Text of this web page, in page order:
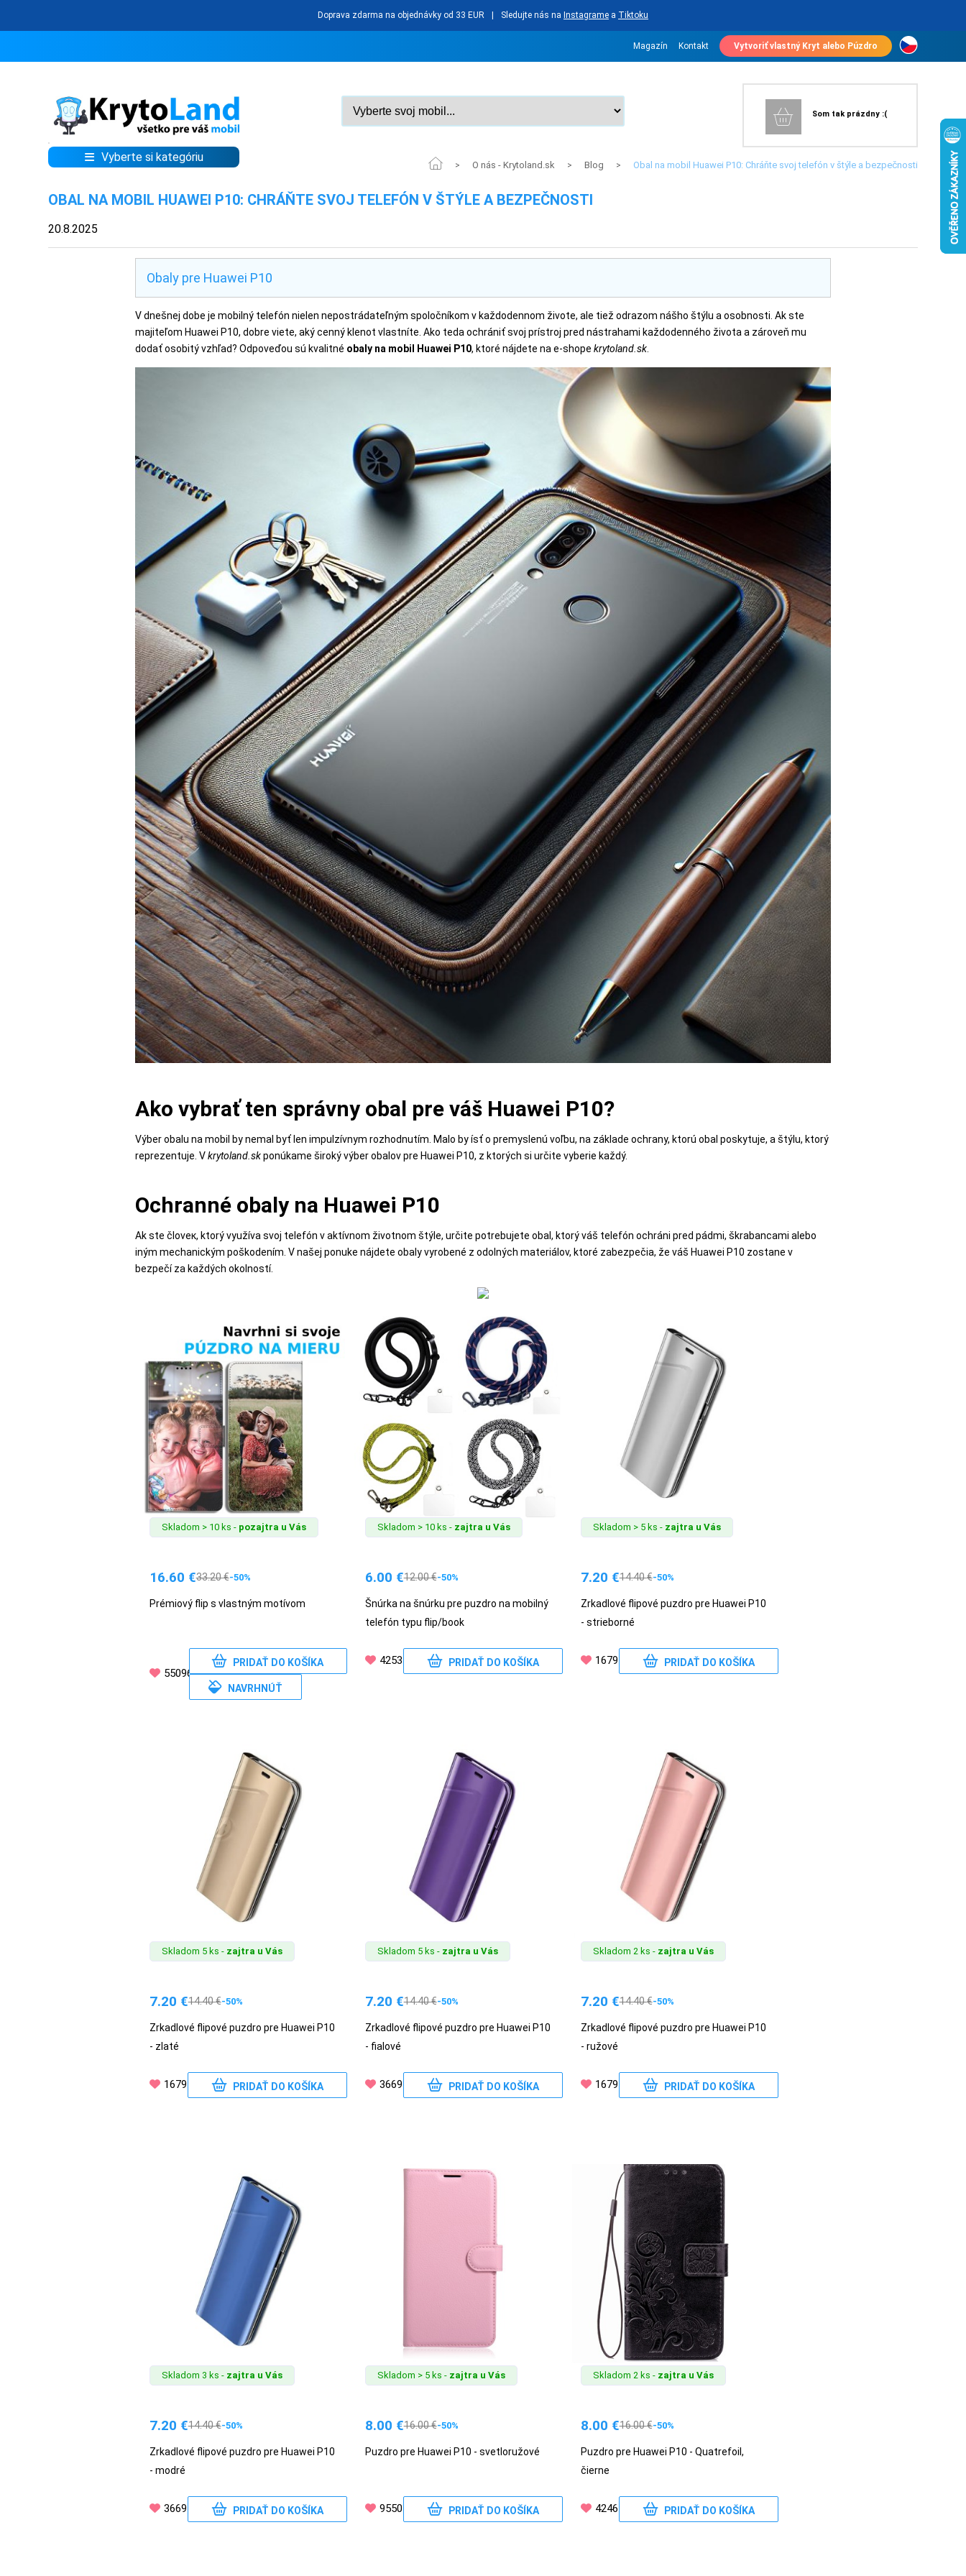
Doprava zdarma na objednávky od 33 EUR Sledujte nás na Instagrame a Tiktoku
Magazín Kontakt Vytvoriť vlastný Kryt alebo Púzdro
Vyberte si kategóriu
Som tak prázdny :(
A
NA
MOBIL
AUTOPRÍSLUŠENSTVO
OBAL NA MOBIL HUAWEI P10: CHRÁŇTE SVOJ TELEFÓN V ŠTÝLE A BEZPEČNOSTI
20.8.2025
Obaly pre Huawei P10
V dnešnej dobe je mobilný telefón nielen nepostrádateľným spoločníkom v každodennom živote, ale tiež odrazom nášho štýlu a osobnosti. Ak ste
majiteľom Huawei P10, dobre viete, aký cenný klenot vlastníte. Ako teda ochrániť svoj prístroj pred nástrahami každodenného života a zároveň mu
dodať osobitý vzhľad? Odpoveďou sú kvalitné obaly na mobil Huawei P10, ktoré nájdete na e-shopekrytoland.sk
Ako vybrať ten správny obal pre váš Huawei P10?
Výber obalu na mobil by nemal byť len impulzívnym rozhodnutím. Malo by ísť o premyslenú voľbu, na základe ochrany, ktorú obal poskytuje, a štýlu, ktorý
reprezentuje. Vkrytoland.skponúkame široký výber obalov pre Huawei P10, z ktorých si určite vyberie každý.
Ochranné obaly na Huawei P10
Ak ste človeк, ktorý využíva svoj telefón v aktívnom životnom štýle, určite potrebujete obal, ktorý váš telefón ochráni pred pádmi, škrabancami alebo
iným mechanickým poškodením. V našej ponuke nájdete obaly vyrobené z odolných materiálov, ktoré zabezpečia, že váš Huawei P10 zostane v
bezpečí za každých okolností.
Skladom > 10 ks - pozajtra u Vás
16.60 €33.20€-50%
Prémiový flip s vlastným motívom
55096
PRIDAŤ DO KOŠÍKA
NAVRHNÚŤ
Skladom > 10 ks - zajtra u Vás
6.00 €12.00€-50%
Šnúrka na šnúrku pre puzdro na mobilný
telefón typu flip/book
4253 PRIDAŤ DO KOŠÍKA
Skladom > 5 ks - zajtra u Vás
7.20 €14.40€-50%
Zrkadlové flipové puzdro pre Huawei P10
- strieborné
1679 PRIDAŤ DO KOŠÍKA
Skladom 5 ks - zajtra u Vás
7.20 €14.40€-50%
Zrkadlové flipové puzdro pre Huawei P10
- zlaté
1679 PRIDAŤ DO KOŠÍKA
Skladom 5 ks - zajtra u Vás
7.20 €14.40€-50%
Zrkadlové flipové puzdro pre Huawei P10
- fialové
3669 PRIDAŤ DO KOŠÍKA
Skladom 2 ks - zajtra u Vás
7.20 €14.40€-50%
Zrkadlové flipové puzdro pre Huawei P10
- ružové
1679 PRIDAŤ DO KOŠÍKA
Skladom 3 ks - zajtra u Vás
7.20 €14.40€-50%
Zrkadlové flipové puzdro pre Huawei P10
- modré
3669 PRIDAŤ DO KOŠÍKA
Skladom > 5 ks - zajtra u Vás
8.00 €16.00€-50%
Puzdro pre Huawei P10 - svetloružové
9550 PRIDAŤ DO KOŠÍKA
Skladom 2 ks - zajtra u Vás
8.00 €16.00€-50%
Puzdro pre Huawei P10 - Quatrefoil,
čierne
4246 PRIDAŤ DO KOŠÍKA
> O nás - Krytoland.sk > Blog > Obal na mobil Huawei P10: Chráňte svoj telefón v štýle a bezpečnosti